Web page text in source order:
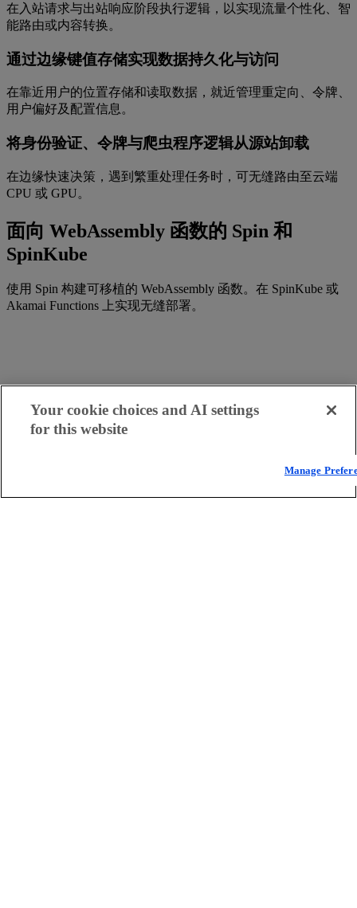
在入站请求与出站响应阶段执行逻辑，以实现流量个性化、智
能路由或内容转换。
通过边缘键值存储实现数据持久化与访问
在靠近用户的位置存储和读取数据，就近管理重定向、令牌、
用户偏好及配置信息。
将身份验证、令牌与爬虫程序逻辑从源站卸载
在边缘快速决策，遇到繁重处理任务时，可无缝路由至云端
CPU 或 GPU。
面向 WebAssembly 函数的 Spin 和
SpinKube
使用 Spin 构建可移植的 WebAssembly 函数。在 SpinKube 或
Akamai Functions 上实现无缝部署。
Your cookie choices and AI settings
for this website
Manage